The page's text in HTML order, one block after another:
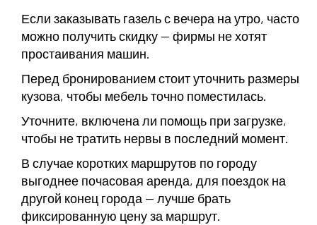
Если заказывать газель с вечера на утро, часто
можно получить скидку — фирмы не хотят
простаивания машин.
Перед бронированием стоит уточнить размеры
кузова, чтобы мебель точно поместилась.
Уточните, включена ли помощь при загрузке,
чтобы не тратить нервы в последний момент.
В случае коротких маршрутов по городу
выгоднее почасовая аренда, для поездок на
другой конец города — лучше брать
фиксированную цену за маршрут.